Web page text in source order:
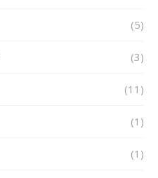
(5)
(3)
(11)
(1)
(1)